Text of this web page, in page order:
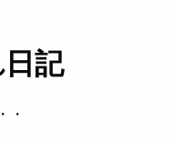
記
・